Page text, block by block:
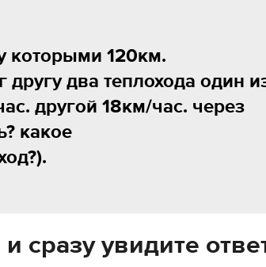
которыми 120км.
два теплохода один
другой 18км/час. через
какое
сразу увидите